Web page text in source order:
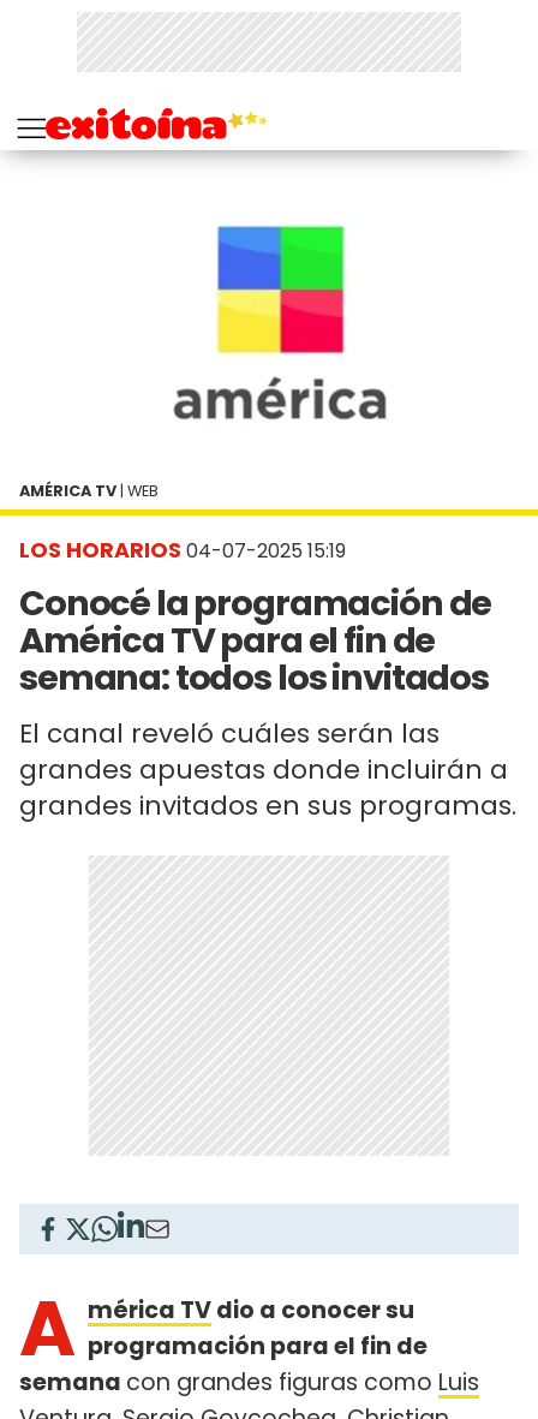
LOS HORARIOS 04-07-2025 15:19
Conocé la programación de
América TV para el fin de
semana: todos los invitados
El canal reveló cuáles serán las
grandes apuestas donde incluirán a
grandes invitados en sus programas.
AMÉRICA TV | WEB
A mérica TVdio a conocer su
programación para el fin de
semana con grandes figuras como Luis